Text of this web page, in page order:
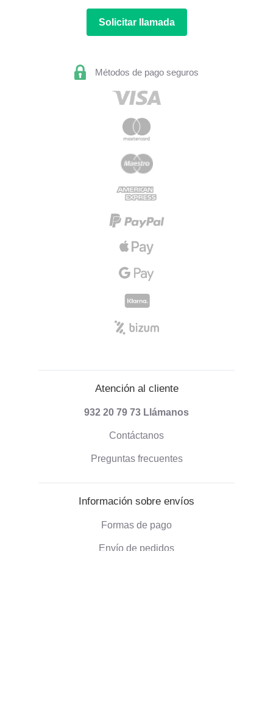
Solicitar llamada
Métodos de pago seguros
Atención al cliente
932 20 79 73 Llámanos
Contáctanos
Preguntas frecuentes
Información sobre envíos
Formas de pago
Envío de pedidos